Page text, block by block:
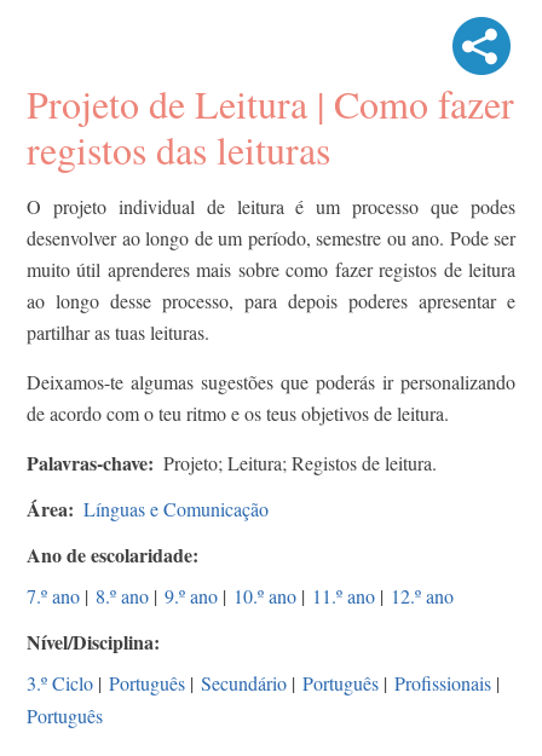
Projeto de Leitura | Como fazer
registos das leituras
O projeto individual de leitura é um processo que podes
desenvolver ao longo de um período, semestre ou ano. Pode ser
muito útil aprenderes mais sobre como fazer registos de leitura
ao longo desse processo, para depois poderes apresentar e
partilhar as tuas leituras.
Deixamos-te algumas sugestões que poderás ir personalizando
de acordo com o teu ritmo e os teus objetivos de leitura.
Palavras-chave Projeto; Leitura; Registos de leitura.
Área Línguas e Comunicação
Ano de escolaridade
7.º ano | 8.º ano | 9.º ano | 10.º ano | 11.º ano | 12.º ano
Nível/Disciplina
3.º Ciclo | Português | Secundário | Português | Profissionais |
Português